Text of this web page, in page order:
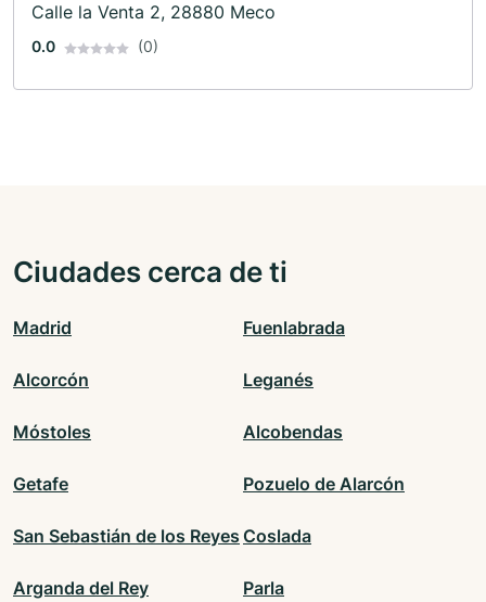
Calle la Venta 2, 28880 Meco
0.0 (0)
Ciudades cerca de ti
Madrid Fuenlabrada
Alcorcón Leganés
Móstoles Alcobendas
Getafe Pozuelo de Alarcón
San Sebastián de los Reyes Coslada
Arganda del Rey Parla